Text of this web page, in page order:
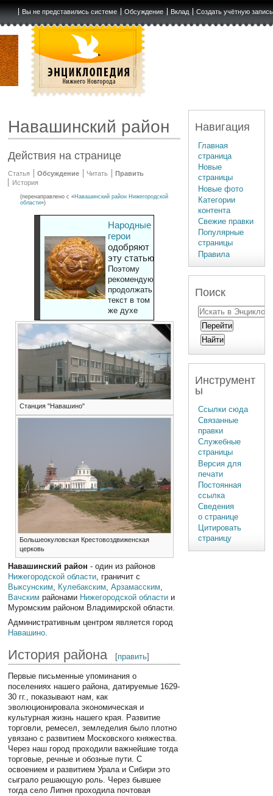
Вы не представились системе Обсуждение Вклад Создать учётную запись
Навашинский район
Действия на странице
Статья Обсуждение Читать
Править
История
(перенаправлено с «Навашинский район Нижегородской
области»)
Народные
герои
одобряют
эту статью
Поэтому
рекомендуют
продолжать
текст в том
же духе
Станция "Навашино"
Большеокуловская Крестовоздвиженская
церковь
Навашинский район - один из районов
Нижегородской области, граничит с
Выксунским, Кулебакским,Арзамасским,
Вачским районами Нижегородской области и
Муромским районом Владимирской области.
Административным центром является город
Навашино
История района [править]
Первые письменные упоминания о
поселениях нашего района, датируемые 1629-
30 гг., показывают нам, как
эволюционировала экономическая и
культурная жизнь нашего края. Развитие
торговли, ремесел, земледелия было плотно
увязано с развитием Московского княжества.
Через наш город проходили важнейшие тогда
торговые, речные и обозные пути. С
освоением и развитием Урала и Сибири это
сыграло решающую роль. Через бывшее
тогда село Липня проходила почтовая
Навигация
Главная
страница
Новые
страницы
Новые фото
Категории
контента
Свежие правки
Популярные
страницы
Правила
Поиск
Инструмент
ы
Ссылки сюда
Связанные
правки
Служебные
страницы
Версия для
печати
Постоянная
ссылка
Сведения
о странице
Цитировать
страницу